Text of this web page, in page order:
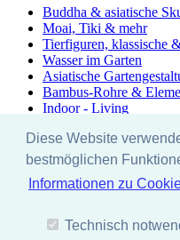
Buddha & asiatische
Moai, Tiki & mehr
Tierfiguren, klassische
Wasser im Garten
Asiatische
Bambus-Rohre &
Indoor - Living
Edelrost von Saremo
Zubehör & Pflege
Rabattaktionen
Ausstellung
Yoga - Linie
Diese Website
bestmöglichen
Informationen zu
Technisch